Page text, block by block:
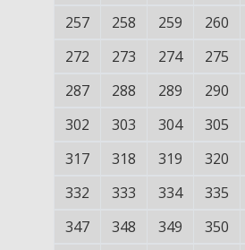
257
258 259 260
272
273 274 275
287
288 289 290
302
303 304 305
317
318 319 320
332
333 334 335
347
348 349 350